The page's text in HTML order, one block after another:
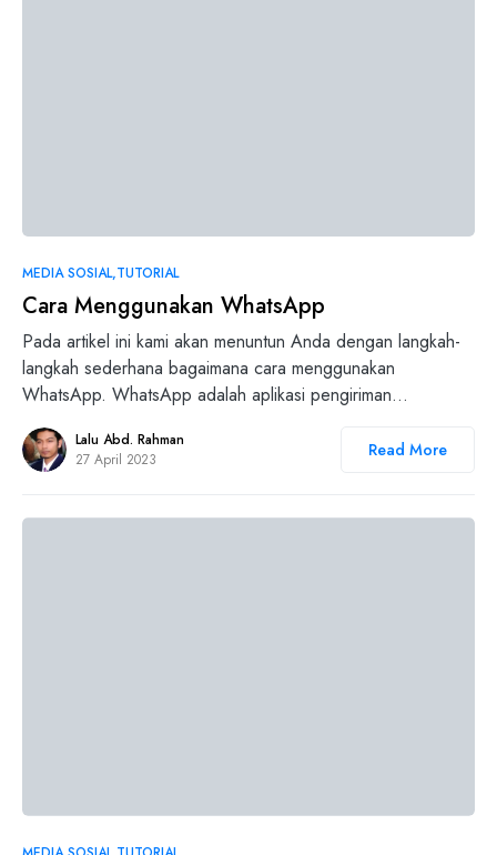
MEDIA SOSIAL TUTORIAL
Cara Menggunakan WhatsApp
Pada artikel ini kami akan menuntun Anda dengan langkah-
langkah sederhana bagaimana cara menggunakan
WhatsApp. WhatsApp adalah aplikasi pengiriman…
Lalu Abd. Rahman
27 April 2023
Read More